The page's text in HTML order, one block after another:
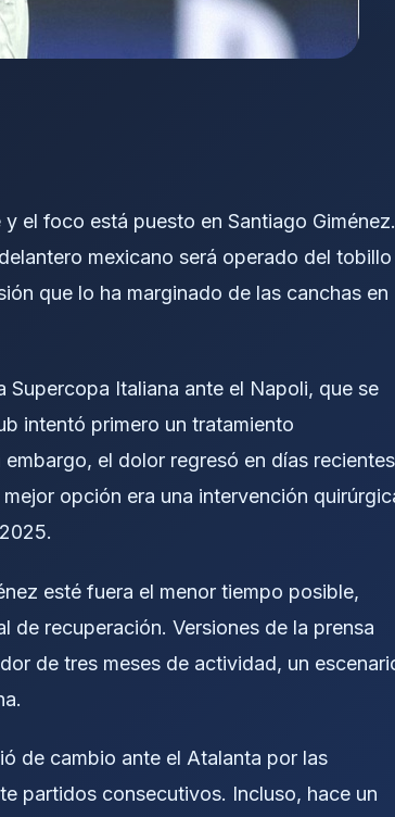
el foco está puesto en Santiago Giménez.
mexicano será operado del tobillo
que lo ha marginado de las canchas en
Italiana ante el Napoli, que se
intentó primero un tratamiento
el dolor regresó en días recientes
opción era una intervención
esté fuera el menor tiempo posible,
recuperación. Versiones de la prensa
de tres meses de actividad, un
de cambio ante el Atalanta por las
partidos consecutivos. Incluso, hace un